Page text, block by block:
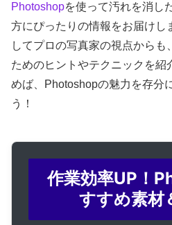
Photoshopを使って汚れを消し
方にぴったりの情報をお届けし
してプロの写真家の視点からも
ためのヒントやテクニックを紹
めば、Photoshopの魅力を存分
う！
作業効率UP！
すすめ素材